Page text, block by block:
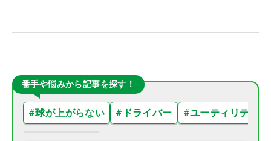
番手や悩みから記事を探す！
#球が上がらない # ドライバー #ユーティリティ